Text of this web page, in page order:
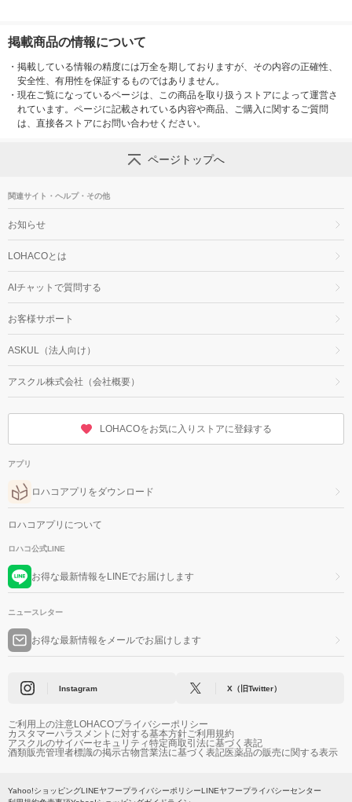
掲載商品の情報について
・ 掲載している情報の精度には万全を期しておりますが、その内容の正確性、
安全性、有用性を保証するものではありません。
・ 現在ご覧になっているページは、この商品を取り扱うストアによって運営さ
れています。ページに記載されている内容や商品、ご購入に関するご質問
は、直接各ストアにお問い合わせください。
ページトップへ
関連サイト・ヘルプ・その他
お知らせ
LOHACOとは
AIチャットで質問する
お客様サポート
ASKUL（法人向け）
アスクル株式会社（会社概要）
LOHACOをお気に入りストアに登録する
アプリ
ロハコアプリをダウンロード
ロハコアプリについて
ロハコ公式LINE
お得な最新情報をLINEでお届けします
ニュースレター
お得な最新情報をメールでお届けします
Instagram X（旧Twitter）
ご利用上の注意LOHACOプライバシーポリシー
カスタマーハラスメントに対する基本方針ご利用規約
アスクルのサイバーセキュリティ特定商取引法に基づく表記
酒類販売管理者標識の掲示古物営業法に基づく表記医薬品の販売に関する表示
Yahoo!ショッピングLINEヤフープライバシーポリシーLINEヤフープライバシーセンター